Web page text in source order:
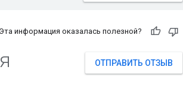
Эта информация оказалась полезной?
ОТПРАВИТЬ ОТЗЫВ